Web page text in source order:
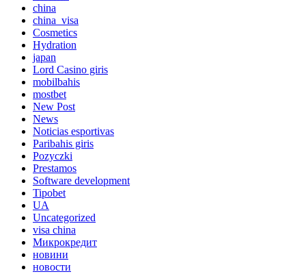
china
china_visa
Cosmetics
Hydration
japan
Lord Сasino giris
mobilbahis
mostbet
New Post
News
Noticias esportivas
Paribahis giris
Pozyczki
Prestamos
Software development
Tipobet
UA
Uncategorized
visa china
Микрокредит
новини
новости